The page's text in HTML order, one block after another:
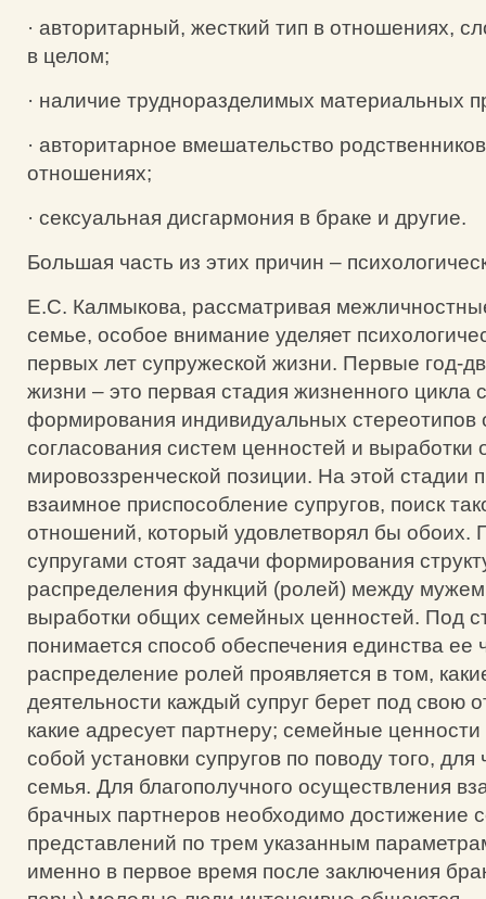
· авторитарный, жесткий тип в отношениях,
в целом;
· наличие трудноразделимых материальных
· авторитарное вмешательство
отношениях;
· сексуальная дисгармония в браке и другие.
Большая часть из этих причин –
Е.С. Калмыкова, рассматривая
семье, особое внимание уделяет
первых лет супружеской жизни. Первые год-
жизни – это первая стадия жизненного цикла
формирования индивидуальных стереотипов
согласования систем ценностей и выработки
мировоззренческой позиции. На этой стадии
взаимное приспособление супругов, поиск
отношений, который удовлетворял бы обоих.
супругами стоят задачи формирования
распределения функций (ролей) между
выработки общих семейных ценностей. Под
понимается способ обеспечения единства ее
распределение ролей проявляется в том,
деятельности каждый супруг берет под свою
какие адресует партнеру; семейные
собой установки супругов по поводу того, для
семья. Для благополучного осуществления
брачных партнеров необходимо достижение
представлений по трем указанным
именно в первое время после заключения